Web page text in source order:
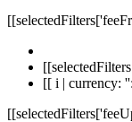
[[ i | currency: